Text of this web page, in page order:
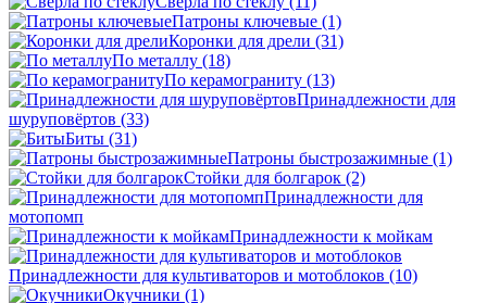
Патроны ключевые (1)
Коронки для дрели (31)
По металлу (18)
По керамограниту (13)
Принадлежности для
шуруповёртов (33)
Биты (31)
Патроны быстрозажимные (1)
Стойки для болгарок (2)
Принадлежности для
мотопомп
Принадлежности к мойкам
Принадлежности для культиваторов и мотоблоков (10)
Окучники (1)